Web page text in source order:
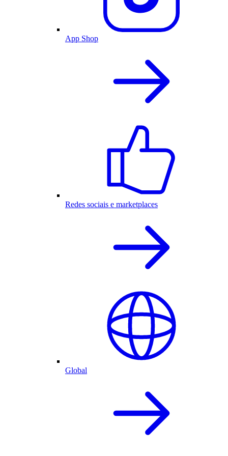
App Shop
Redes sociais e marketplaces
Global